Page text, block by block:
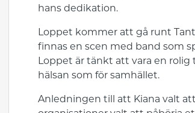
hans dedikation.
Loppet kommer att gå runt
finnas en scen med band som
Loppet är tänkt att vara en rolig
hälsan som för samhället.
Anledningen till att Kiana valt